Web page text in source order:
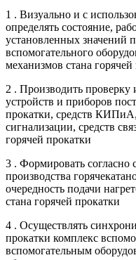
1 . Визуально и с
определять состояние,
установленных значений
вспомогательного
механизмов стана горячей
2 . Производить проверку
устройств и приборов
прокатки, средств
сигнализации, средств
горячей прокатки
3 . Формировать
производства
очередность подачи
стана горячей прокатки
4 . Осуществлять
прокатки комплекс
вспомогательным